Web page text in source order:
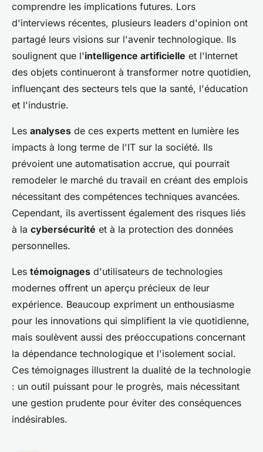
comprendre les implications futures. Lors
d'interviews récentes, plusieurs leaders d'opinion ont
partagé leurs visions sur l'avenir technologique. Ils
soulignent que l'intelligence artificielle et l'Internet
des objets continueront à transformer notre quotidien,
influençant des secteurs tels que la santé, l'éducation
et l'industrie.
Les analyses de ces experts mettent en lumière les
impacts à long terme de l'IT sur la société. Ils
prévoient une automatisation accrue, qui pourrait
remodeler le marché du travail en créant des emplois
nécessitant des compétences techniques avancées.
Cependant, ils avertissent également des risques liés
à la cybersécurité et à la protection des données
personnelles.
Les témoignages d'utilisateurs de technologies
modernes offrent un aperçu précieux de leur
expérience. Beaucoup expriment un enthousiasme
pour les innovations qui simplifient la vie quotidienne,
mais soulèvent aussi des préoccupations concernant
la dépendance technologique et l'isolement social.
Ces témoignages illustrent la dualité de la technologie
: un outil puissant pour le progrès, mais nécessitant
une gestion prudente pour éviter des conséquences
indésirables.